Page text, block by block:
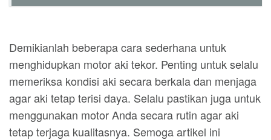
Demikianlah beberapa cara sederhana untuk
menghidupkan motor aki tekor. Penting untuk selalu
memeriksa kondisi aki secara berkala dan menjaga
agar aki tetap terisi daya. Selalu pastikan juga untuk
menggunakan motor Anda secara rutin agar aki
tetap terjaga kualitasnya. Semoga artikel ini